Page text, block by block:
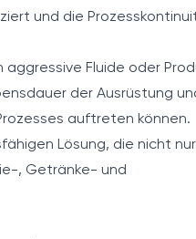
und die
Fluide oder
der Ausrüstung
auftreten können.
Lösung, die nicht nur
, Getränke- und